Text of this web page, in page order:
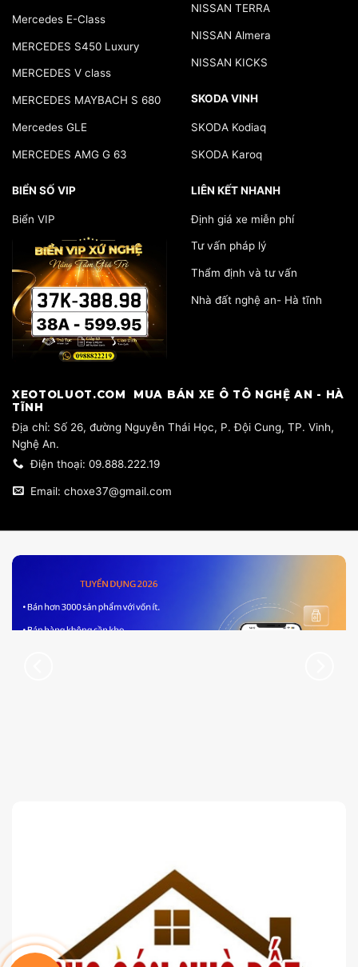
Mercedes E-Class
MERCEDES S450 Luxury
MERCEDES V class
MERCEDES MAYBACH S 680
Mercedes GLE
MERCEDES AMG G 63
BIỂN SỐ VIP
Biển VIP
NISSAN TERRA
NISSAN Almera
NISSAN KICKS
SKODA VINH
SKODA Kodiaq
SKODA Karoq
LIÊN KẾT NHANH
Định giá xe miễn phí
Tư vấn pháp lý
Thẩm định và tư vấn
Nhà đất nghệ an- Hà tĩnh
​XEOTOLUOT.COM MUA BÁN XE Ô TÔ NGHỆ AN - HÀ
TĨNH
​Địa chỉ: Số 26, đường Nguyễn Thái Học, P. Đội Cung, TP. Vinh,
Nghệ An.
Điện thoại: 09.888.222.19
Email: choxe37@gmail.com